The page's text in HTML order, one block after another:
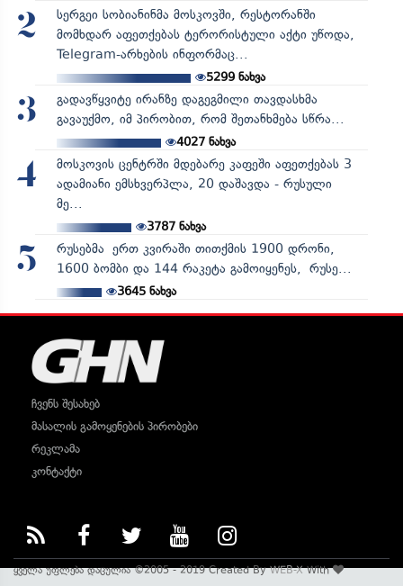
2
სერგეი სობიანინმა მოსკოვში, რესტორანში
მომხდარ აფეთქებას ტერორისტული აქტი უწოდა,
Telegram-არხების ინფორმაც...
5299ნახვა
3
გადავწყვიტე ირანზე დაგეგმილი თავდასხმა
გავაუქმო, იმ პირობით, რომ შეთანხმება სწრა...
4027ნახვა
4
მოსკოვის ცენტრში მდებარე კაფეში აფეთქებას 3
ადამიანი ემსხვერპლა, 20 დაშავდა - რუსული
მე...
3787ნახვა
5
რუსებმა ერთ კვირაში თითქმის 1900 დრონი,
1600 ბომბი და 144 რაკეტა გამოიყენეს, რუსე...
3645ნახვა
ჩვენს შესახებ
მასალის გამოყენების პირობები
რეკლამა
კონტაქტი
ყველა უფლება დაცულია ©2005 - 2019 Created ByWEB-XWith